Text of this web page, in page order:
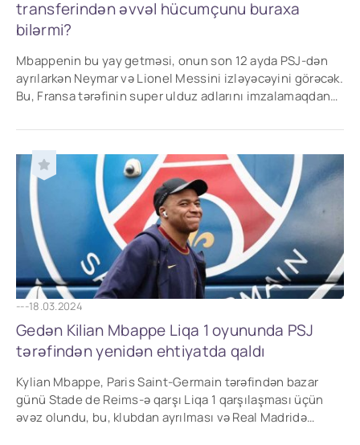
transferindən əvvəl hücumçunu buraxa
bilərmi?
Mbappenin bu yay getməsi, onun son 12 ayda PSJ-dən
ayrılarkən Neymar və Lionel Messini izləyəcəyini görəcək.
Bu, Fransa tərəfinin super ulduz adlarını imzalamaqdan
---18.03.2024
Gedən Kilian Mbappe Liqa 1 oyununda PSJ
tərəfindən yenidən ehtiyatda qaldı
Kylian Mbappe, Paris Saint-Germain tərəfindən bazar
günü Stade de Reims-ə qarşı Liqa 1 qarşılaşması üçün
əvəz olundu, bu, klubdan ayrılması və Real Madridə